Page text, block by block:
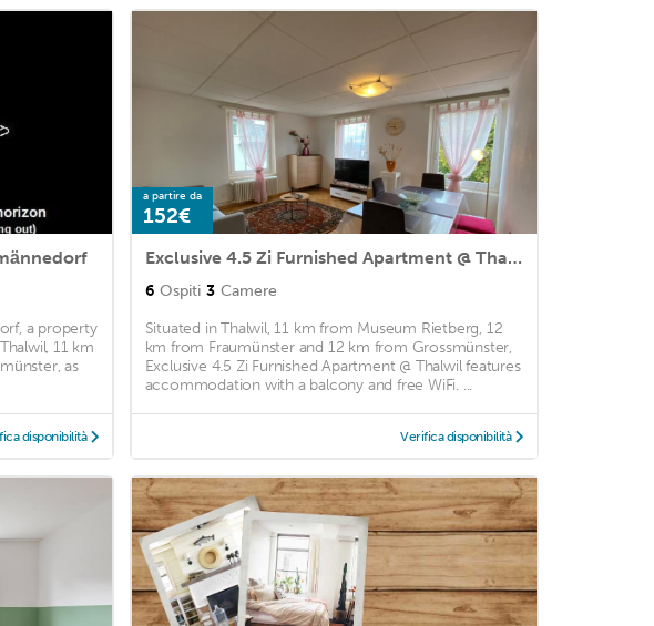
a property
11 km
as
disponibilità
a partire da
152€
Exclusive 4.5 Zi Furnished Apartment @ Thalwil
6 Ospiti 3 Camere
Situated in Thalwil, 11 km from Museum Rietberg, 12
km from Fraumünster and 12 km from Grossmünster,
Exclusive 4.5 Zi Furnished Apartment @ Thalwil features
accommodation with a balcony and free WiFi. ...
Verifica disponibilità